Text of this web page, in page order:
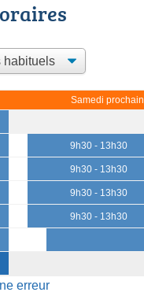
Samedi
9h30 - 13h30
9h30 - 13h30
9h30 - 13h30
9h30 - 13h30
erreur